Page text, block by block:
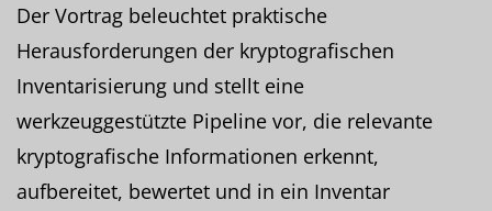
Der Vortrag beleuchtet praktische
Herausforderungen der kryptografischen
Inventarisierung und stellt eine
werkzeuggestützte Pipeline vor, die relevante
kryptografische Informationen erkennt,
aufbereitet, bewertet und in ein Inventar